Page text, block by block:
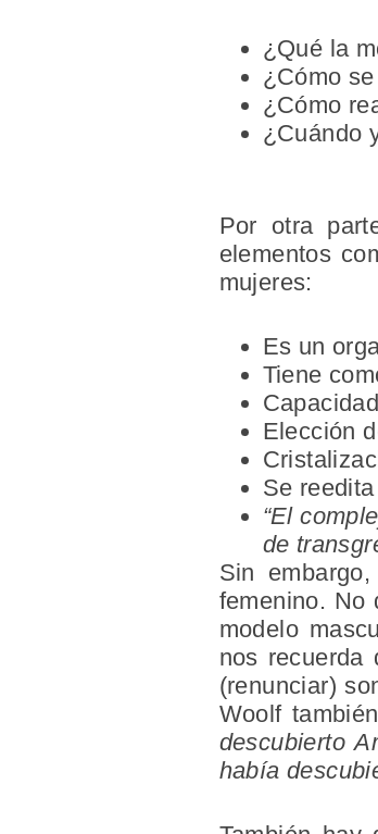
¿Qué la
¿Cómo
¿Cómo
¿Cuándo
Por otra
elementos
mujeres:
Es un
Tiene
Elección
Se
“El
de
Sin
femenino. No
modelo
nos recuerda
(renunciar)
Woolf
descubierto
había